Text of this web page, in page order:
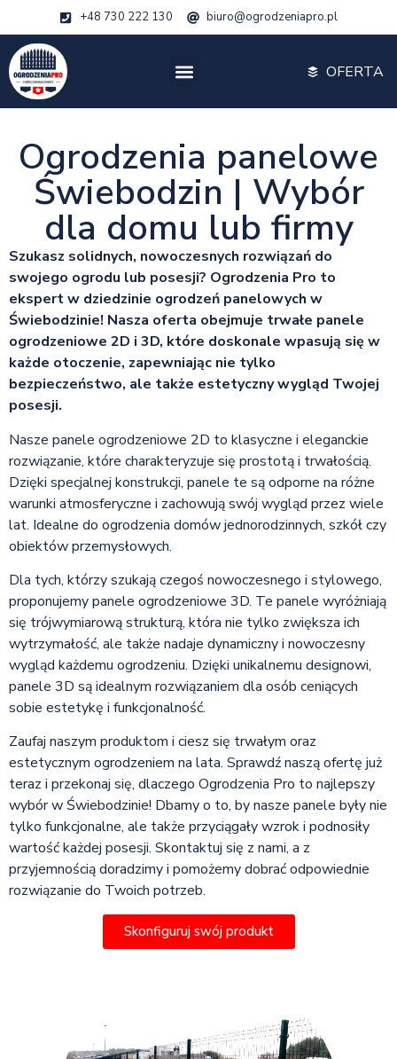
+48 730 222 130 biuro@ogrodzeniapro.pl
OFERTA
Ogrodzenia panelowe
Świebodzin | Wybór
dla domu lub firmy
Szukasz solidnych, nowoczesnych rozwiązań do
swojego ogrodu lub posesji? Ogrodzenia Pro to
ekspert w dziedzinie ogrodzeń panelowych w
Świebodzinie! Nasza oferta obejmuje trwałe panele
ogrodzeniowe 2D i 3D, które doskonale wpasują się w
każde otoczenie, zapewniając nie tylko
bezpieczeństwo, ale także estetyczny wygląd Twojej
posesji.
Nasze panele ogrodzeniowe 2D to klasyczne i eleganckie
rozwiązanie, które charakteryzuje się prostotą i trwałością.
Dzięki specjalnej konstrukcji, panele te są odporne na różne
warunki atmosferyczne i zachowują swój wygląd przez wiele
lat. Idealne do ogrodzenia domów jednorodzinnych, szkół czy
obiektów przemysłowych.
Dla tych, którzy szukają czegoś nowoczesnego i stylowego,
proponujemy panele ogrodzeniowe 3D. Te panele wyróżniają
się trójwymiarową strukturą, która nie tylko zwiększa ich
wytrzymałość, ale także nadaje dynamiczny i nowoczesny
wygląd każdemu ogrodzeniu. Dzięki unikalnemu designowi,
panele 3D są idealnym rozwiązaniem dla osób ceniących
sobie estetykę i funkcjonalność.
Zaufaj naszym produktom i ciesz się trwałym oraz
estetycznym ogrodzeniem na lata. Sprawdź naszą ofertę już
teraz i przekonaj się, dlaczego Ogrodzenia Pro to najlepszy
wybór w Świebodzinie! Dbamy o to, by nasze panele były nie
tylko funkcjonalne, ale także przyciągały wzrok i podnosiły
wartość każdej posesji. Skontaktuj się z nami, a z
przyjemnością doradzimy i pomożemy dobrać odpowiednie
rozwiązanie do Twoich potrzeb.
Skonfiguruj swój produkt